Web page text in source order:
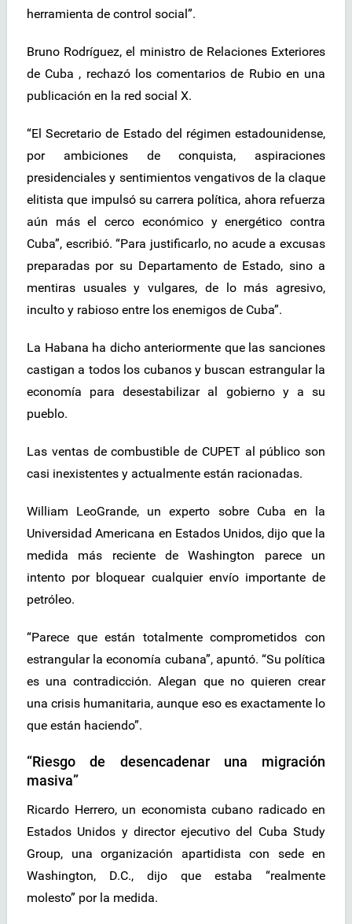
herramienta de control social”.
Bruno Rodríguez, el ministro de Relaciones Exteriores
de Cuba , rechazó los comentarios de Rubio en una
publicación en la red social X.
“El Secretario de Estado del régimen estadounidense,
por ambiciones de conquista, aspiraciones
presidenciales y sentimientos vengativos de la claque
elitista que impulsó su carrera política, ahora refuerza
aún más el cerco económico y energético contra
Cuba”, escribió. “Para justificarlo, no acude a excusas
preparadas por su Departamento de Estado, sino a
mentiras usuales y vulgares, de lo más agresivo,
inculto y rabioso entre los enemigos de Cuba”.
La Habana ha dicho anteriormente que las sanciones
castigan a todos los cubanos y buscan estrangular la
economía para desestabilizar al gobierno y a su
pueblo.
Las ventas de combustible de CUPET al público son
casi inexistentes y actualmente están racionadas.
William LeoGrande, un experto sobre Cuba en la
Universidad Americana en Estados Unidos, dijo que la
medida más reciente de Washington parece un
intento por bloquear cualquier envío importante de
petróleo.
“Parece que están totalmente comprometidos con
estrangular la economía cubana”, apuntó. “Su política
es una contradicción. Alegan que no quieren crear
una crisis humanitaria, aunque eso es exactamente lo
que están haciendo”.
“Riesgo de desencadenar una migración
masiva”
Ricardo Herrero, un economista cubano radicado en
Estados Unidos y director ejecutivo del Cuba Study
Group, una organización apartidista con sede en
Washington, D.C., dijo que estaba “realmente
molesto” por la medida.